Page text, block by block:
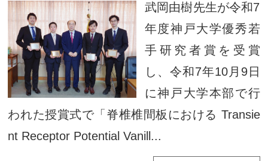
武岡由樹先生が令和7
年度神戸大学優秀若
手研究者賞を受賞
し、令和7年10月9日
に神戸大学本部で行
われた授賞式で「脊椎椎間板における Transie
nt Receptor Potential Vanill...